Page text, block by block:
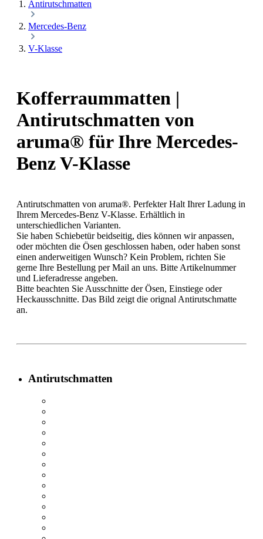
Antirutschmatten
Mercedes-Benz
V-Klasse
Kofferraummatten |
Antirutschmatten von
aruma® für Ihre Mercedes-
Benz V-Klasse
Antirutschmatten von aruma®. Perfekter Halt Ihrer Ladung in
Ihrem Mercedes-Benz V-Klasse. Erhältlich in
unterschiedlichen Varianten.
Sie haben Schiebetür beidseitig, dies können wir anpassen,
oder möchten die Ösen geschlossen haben, oder haben sonst
einen anderweitigen Wunsch? Kein Problem, richten Sie
gerne Ihre Bestellung per Mail an uns. Bitte Artikelnummer
und Lieferadresse angeben.
Bitte beachten Sie Ausschnitte der Ösen, Einstiege oder
Heckausschnitte. Das Bild zeigt die orignal Antirutschmatte
an.
Antirutschmatten